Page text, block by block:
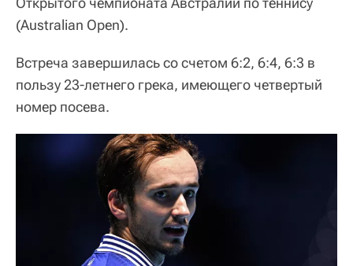
(Australian Open).
Встреча завершилась со счетом 6:2, 6:4, 6:3 в
пользу 23-летнего грека, имеющего четвертый
номер посева.